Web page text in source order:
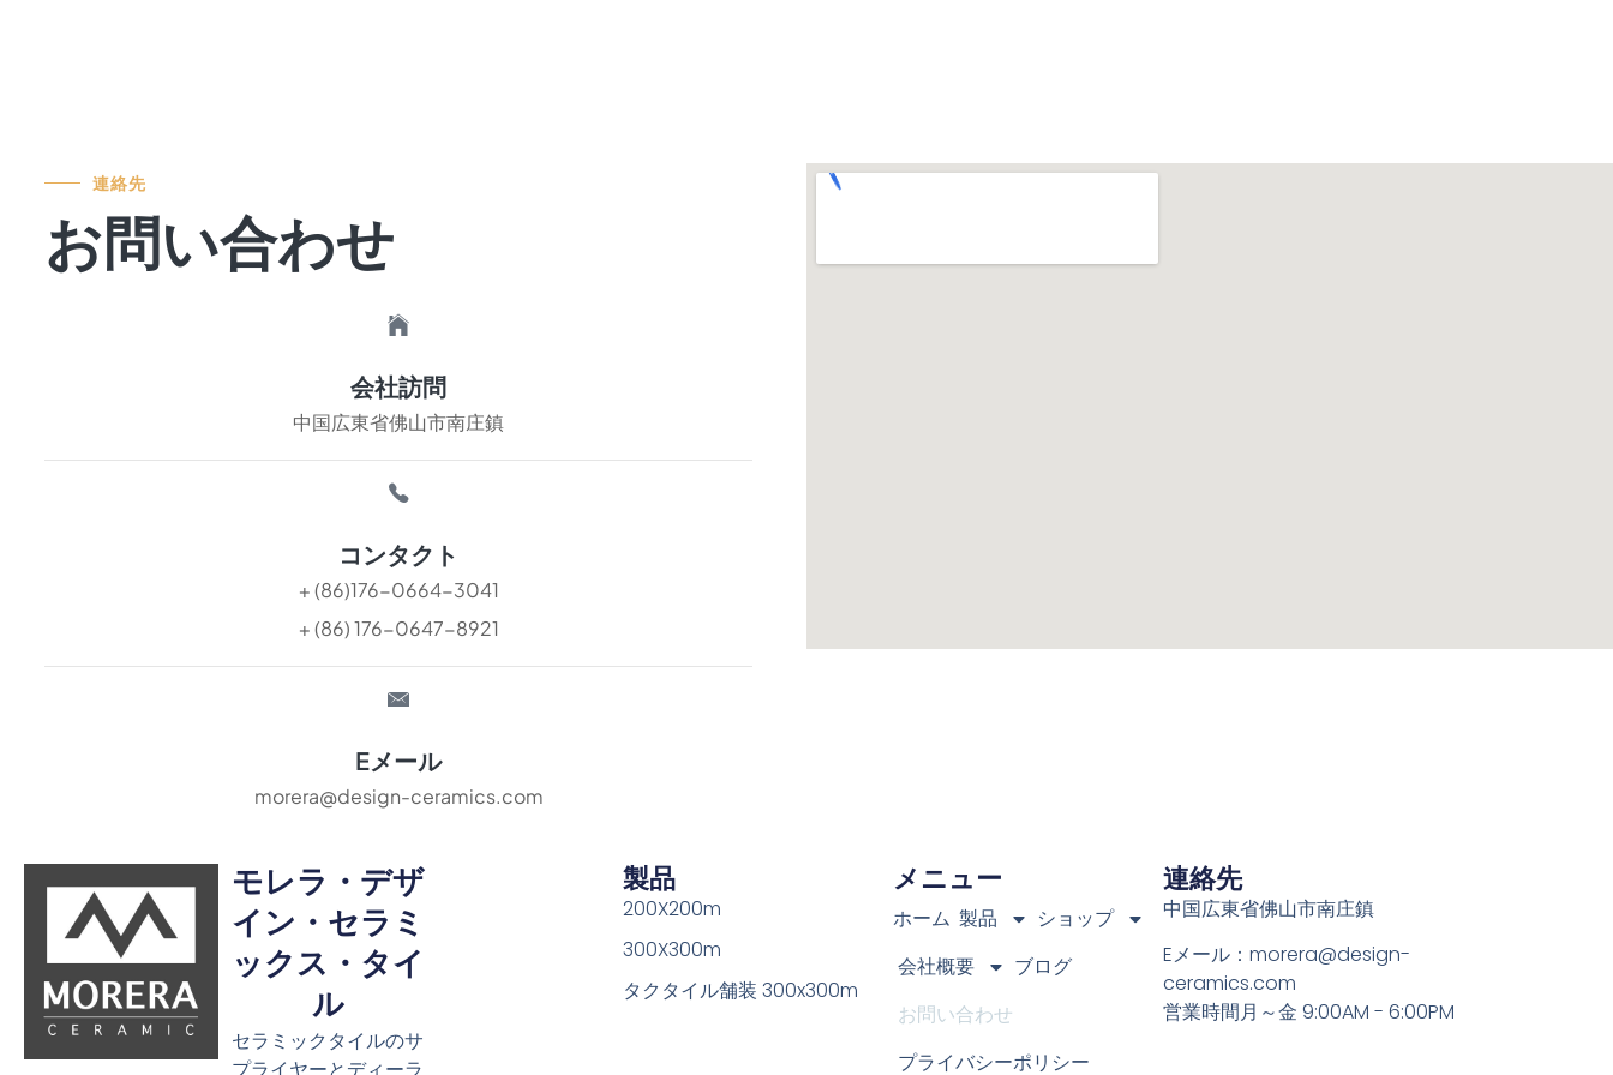
連絡先
お問い合わせ
会社訪問
中国広東省佛山市南庄鎮
コンタクト
+ (86)176-0664-3041
+ (86) 176-0647-8921
Eメール
morera@design-ceramics.com
モレラ・デザ
イン・セラミ
ックス・タイ
ル
セラミックタイルのサ
製品
200X200m
300X300m
タクタイル舗装 300x300m
メニュー
ホーム 製品
ショップ
会社概要
ブログ
お問い合わせ
プライバシーポリシー
連絡先
中国広東省佛山市南庄鎮
Eメール：morera@design-
ceramics.com
営業時間月～金 9:00AM - 6:00PM